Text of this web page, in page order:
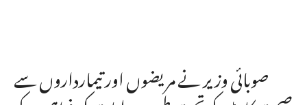
صوبائی وزیر نے مریضوں اور تیمارداروں سے